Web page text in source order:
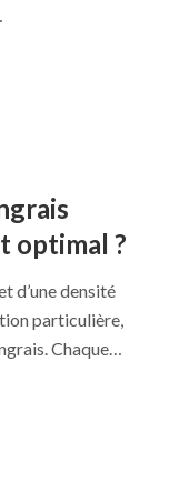
optimal ?
d’une densité
particulière,
Chaque…